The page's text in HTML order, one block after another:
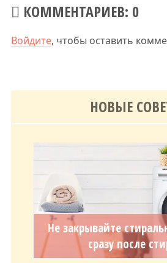
КОММЕНТАРИЕВ: 0
Войдите, чтобы оставить
НОВЫЕ
Не закрывайте
сразу после